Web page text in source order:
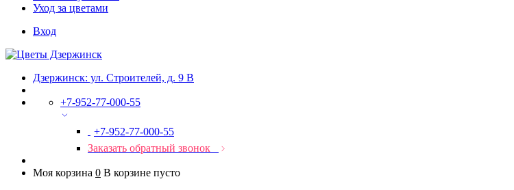
Уход за цветами
Вход
Дзержинск: ул. Строителей, д. 9 В
+7-952-77-000-55
+7-952-77-000-55
Заказать обратный звонок
Моя корзина 0 В корзине пусто